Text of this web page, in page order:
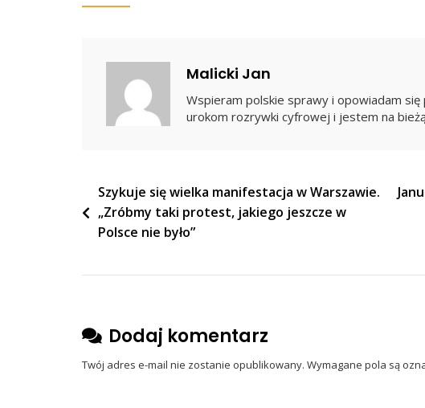
I
Paszporty
Malicki Jan
Wspieram polskie sprawy i opowiadam
urokom rozrywki cyfrowej i jestem na
Nawigacja
wpisu
Szykuje się wielka manifestacja w Warszawie.
„Zróbmy taki protest, jakiego jeszcze w
Polsce nie było”
Dodaj komentarz
Twój adres e-mail nie zostanie opublikowany. Wymagane pola są